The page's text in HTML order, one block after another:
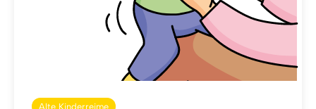
Alte Kinderreime